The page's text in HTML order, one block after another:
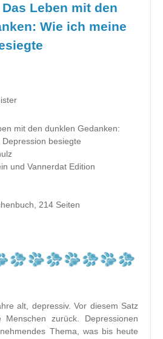
Das Leben mit den
Wie ich meine
mit den dunklen Gedanken:
besiegte
und Vannerdat Edition
214 Seiten
alt, depressiv. Vor diesem Satz
zurück. Depressionen
Thema, was bis heute